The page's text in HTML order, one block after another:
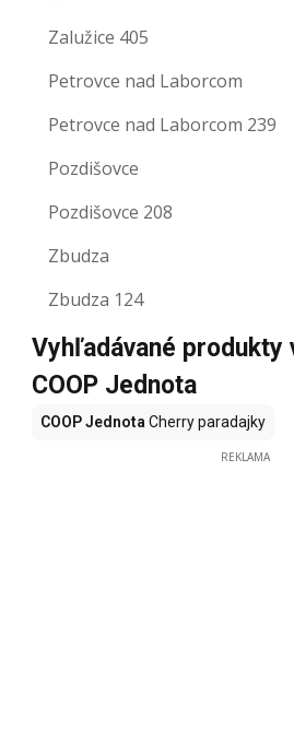
Zalužice 405
Petrovce nad Laborcom
Petrovce nad Laborcom 239
Pozdišovce
Pozdišovce 208
Zbudza
Zbudza 124
Vyhľadávané produkty
COOP Jednota
COOP JednotaCherry paradajky
REKLAMA